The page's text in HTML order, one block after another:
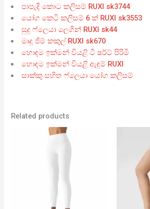
පාපැදි කොට කලිසම් RUXI sk3744
යෝග කෙටි කලිසම් 6 ක් RUXI sk3553
සුදු ෆ්ලෙයා ලෙගින් RUXI sk44
මෘදු ජිම් කකුල් RUXI sk670
හොඳම ඉක්මන් වියළි ටී ෂර්ට් පිරිමි
හොඳම ඉක්මන් වියළි ඇඳුම් RUXI
සාක්කු සහිත ෆ්ලෙයා යෝග කලිසම්
Related products